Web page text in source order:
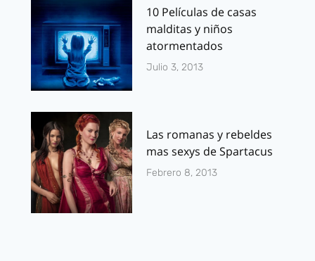
10 Películas de casas
malditas y niños
atormentados
Julio 3, 2013
Las romanas y rebeldes
mas sexys de Spartacus
Febrero 8, 2013